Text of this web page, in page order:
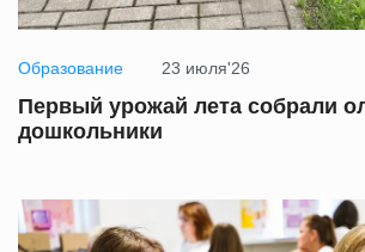
Образование 23 июля'26
Первый урожай лета собрали
дошкольники